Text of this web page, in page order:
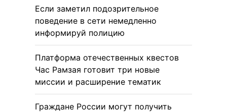
Если заметил подозрительное
поведение в сети немедленно
информируй полицию
Платформа отечественных квестов
Час Рамзая готовит три новые
миссии и расширение тематик
Граждане России могут получить